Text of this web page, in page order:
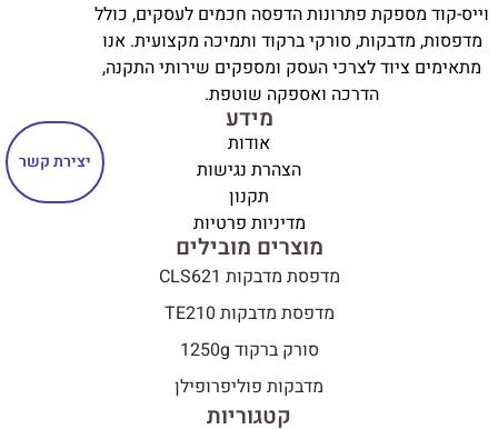
יצירת קשר
וייס-קוד מספקת פתרונות הדפסה חכמים לעסקים, כולל
מדפסות, מדבקות, סורקי ברקוד ותמיכה מקצועית. אנו
מתאימים ציוד לצרכי העסק ומספקים שירותי התקנה,
הדרכה ואספקה שוטפת.
מידע
אודות
הצהרת נגישות
תקנון
מדיניות פרטיות
מוצרים מובילים
מדפסת מדבקות CLS621
מדפסת מדבקות TE210
סורק ברקוד 1250g
מדבקות פוליפרופילן
קטגוריות